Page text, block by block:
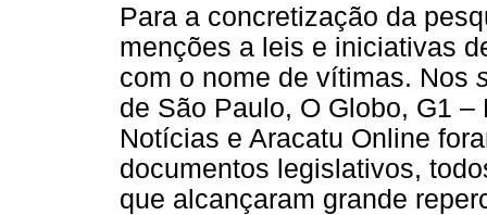
Para a concretização da
menções a leis e iniciativas
com o nome de vítimas. Nos
de São Paulo, O Globo, G1
Notícias e Aracatu Online
documentos legislativos,
que alcançaram grande